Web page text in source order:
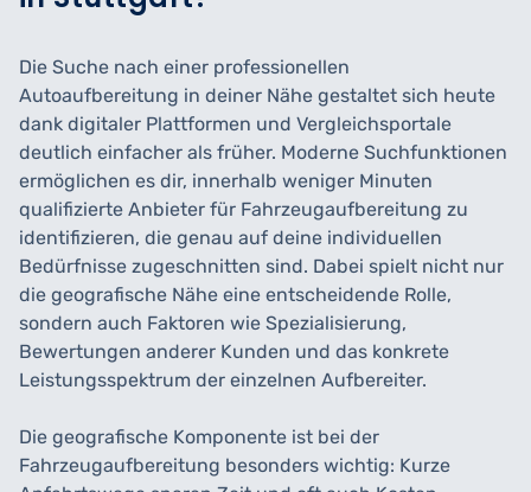
Die Suche nach einer professionellen
Autoaufbereitung in deiner Nähe gestaltet sich heute
dank digitaler Plattformen und Vergleichsportale
deutlich einfacher als früher. Moderne Suchfunktionen
ermöglichen es dir, innerhalb weniger Minuten
qualifizierte Anbieter für Fahrzeugaufbereitung zu
identifizieren, die genau auf deine individuellen
Bedürfnisse zugeschnitten sind. Dabei spielt nicht nur
die geografische Nähe eine entscheidende Rolle,
sondern auch Faktoren wie Spezialisierung,
Bewertungen anderer Kunden und das konkrete
Leistungsspektrum der einzelnen Aufbereiter.
Die geografische Komponente ist bei der
Fahrzeugaufbereitung besonders wichtig: Kurze